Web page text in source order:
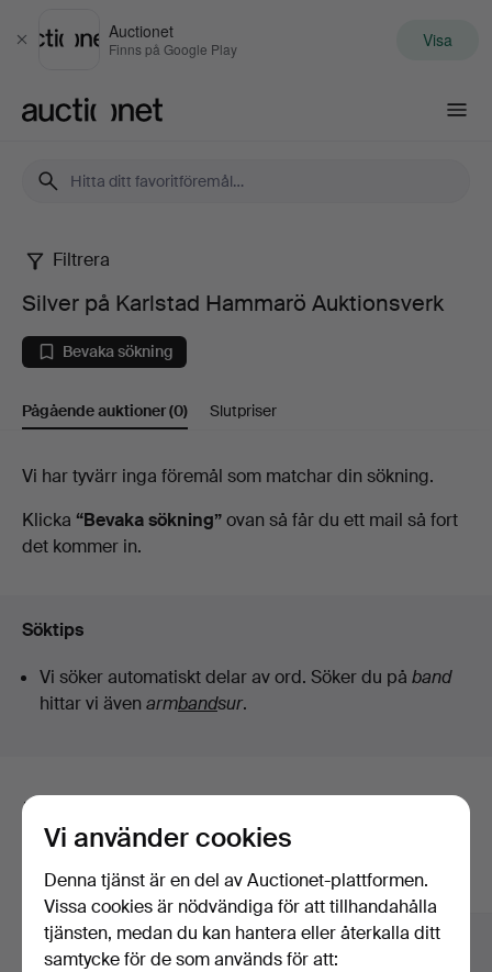
Stäng
Auctionet
Finns på Google Play Visa
Silver
på
Karlstad
Hammarö
Auktionsverk
Filtrera
Silver på Karlstad Hammarö Auktionsverk
Bevaka sökning
Pågående auktioner(0) Slutpriser
Pågående
auktioner
Vi har tyvärr inga föremål som matchar din sökning.
Klicka “Bevaka sökning”ovan så får du ett mail så fort
det kommer in.
Söktips
Vi söker automatiskt delar av ord. Söker du på band
hittar vi även armbandsur.
Här är föremål från vårt arkiv som
matchar din sökning
Visa alla föremål
Vi använder cookies
Denna tjänst är en del av Auctionet-plattformen.
Vissa cookies är nödvändiga för att tillhandahålla
tjänsten, medan du kan hantera eller återkalla ditt
samtycke för de som används för att: